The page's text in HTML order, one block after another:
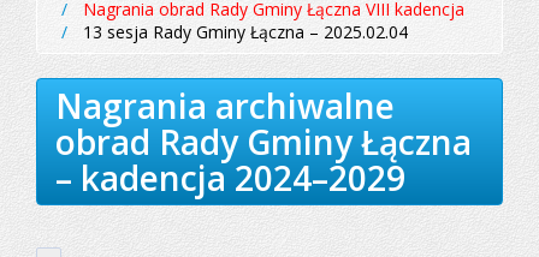
Nagrania obrad Rady Gminy Łączna VIII kadencja
13 sesja Rady Gminy Łączna – 2025.02.04
Nagrania archiwalne
obrad Rady Gminy Łączna
– kadencja 2024–2029